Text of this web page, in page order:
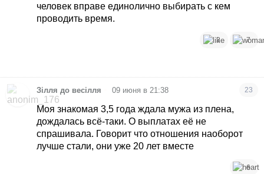
человек вправе единолично выбирать с кем
проводить время.
3 7
Зілля до весілля 09 июня в 21:38 23
Моя знакомая 3,5 года ждала мужа из плена,
дождалась всё-таки. О выплатах её не
спрашивала. Говорит что отношения наоборот
лучше стали, они уже 20 лет вместе
6